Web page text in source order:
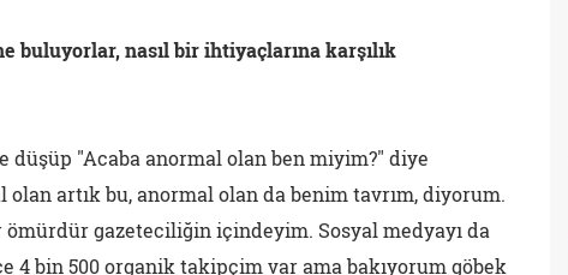
buluyorlar, nasıl bir ihtiyaçlarına karşılık
düşüp "Acaba anormal olan ben miyim?" diye
artık bu, anormal olan da benim tavrım, diyorum.
ömürdür gazeteciliğin içindeyim. Sosyal medyayı da
4 bin 500 organik takipçim var ama bakıyorum göbek